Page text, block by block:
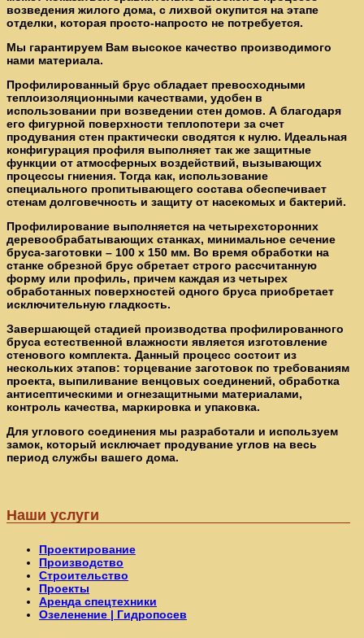
возведения жилого дома, с лихвой окупится на этапе
отделки, которая просто-напросто не потребуется.
Мы гарантируем Вам высокое качество производимого
нами материала.
Профилированный брус обладает превосходными
теплоизоляционными качествами, удобен в
использовании при возведении стен домов. А благодаря
его фигурной поверхности теплопотери за счет
продувания стен практически сводятся к нулю. Идеальная
конфигурация профиля выполняет так же защитные
функции от атмосферных воздействий, вызывающих
процессы гниения. Тогда как, использование
специального пропитывающего состава обеспечивает
стенам долговечность и защиту от насекомых и бактерий.
Профилирование выполняется на четырехсторонних
деревообрабатывающих станках, минимальное сечение
бруса-заготовки – 100 х 150 мм. Во время обработки на
станке обрезной брус обретает строго рассчитанную
форму или профиль, причем каждая из четырех
обработанных поверхностей одного бруса приобретает
исключительную гладкость.
Завершающей стадией производства профилированного
бруса естественной влажности является изготовление
стенового комплекта. Данный процесс состоит из
нескольких этапов: торцевание заготовок по требованиям
проекта, выпиливание венцовых соединений, обработка
антисептическими и огнезащитными материалами,
контроль качества, маркировка и упаковка.
Для углового соединения мы разработали и используем
замок, который исключает продувание углов на весь
период службы вашего дома.
Наши услуги
Проектирование
Производство
Строительство
Проекты
Аренда спецтехники
Озеленение | Гидропосев